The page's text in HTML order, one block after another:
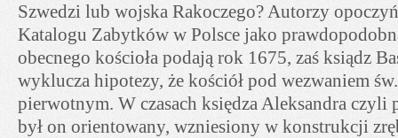
Szwedzi lub wojska Rakoczego? Autorzy
Katalogu Zabytków w Polsce jako
obecnego kościoła podają rok 1675, zaś ksiądz
wyklucza hipotezy, że kościół pod wezwaniem
pierwotnym. W czasach księdza Aleksandra czyli
był on orientowany, wzniesiony w konstrukcji